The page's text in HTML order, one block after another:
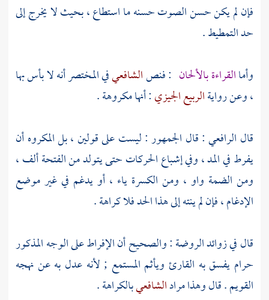
فإن لم يكن حسن الصوت حسنه ما استطاع ، بحيث لا يخرج إلى
حد التمطيط .
وأماالقراءة بالألحان : فنصالشافعيفي المختصر أنه لا بأس بها
، وعن روايةالربيع الجيزي: أنها مكروهة .
قال الرافعي: قال الجمهور : ليست على قولين ، بل المكروه أن
يفرط في المد ، وفي إشباع الحركات حتى يتولد من الفتحة ألف ،
ومن الضمة واو ، ومن الكسرة ياء ، أو يدغم في غير موضع
الإدغام ، فإن لم ينته إلى هذا الحد فلا كراهة .
قال في زوائد الروضة : والصحيح أن الإفراط على الوجه المذكور
حرام يفسق به القارئ ويأثم المستمع ; لأنه عدل به عن نهجه
القويم . قال وهذا مرادالشافعيبالكراهة .